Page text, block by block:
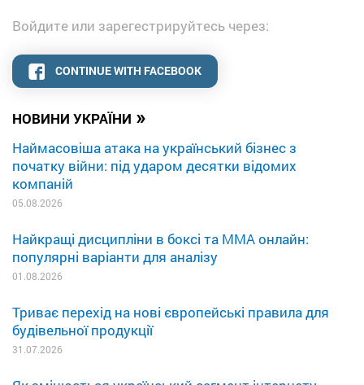
НОВИНИ УКРАЇНИ »
Наймасовіша атака на український бізнес з
початку війни: під ударом десятки відомих
компаній
05.08.2026
Найкращі дисципліни в боксі та MMA онлайн:
популярні варіанти для аналізу
01.08.2026
Триває перехід на нові європейські правила для
будівельної продукції
31.07.2026
Войдите или зарегестрируйтесь через:
CONTINUE WITH FACEBOOK